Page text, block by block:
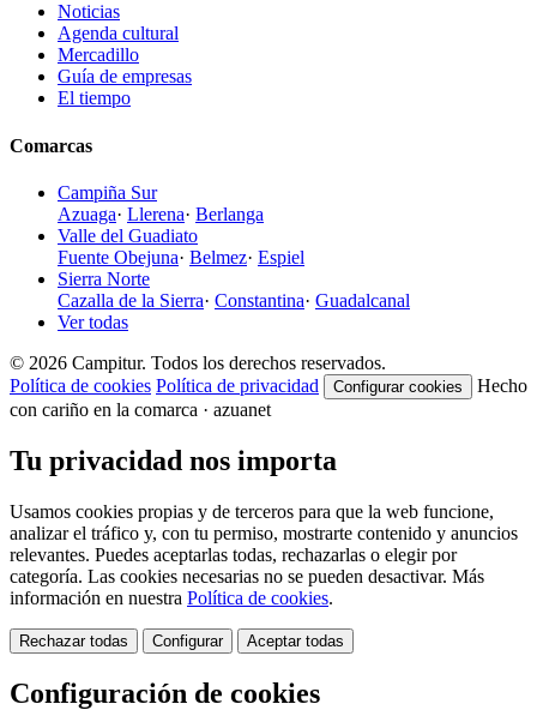
Noticias
Agenda cultural
Mercadillo
Guía de empresas
El tiempo
Comarcas
Campiña Sur
Azuaga· Llerena· Berlanga
Valle del Guadiato
Fuente Obejuna· Belmez· Espiel
Sierra Norte
Cazalla de la Sierra· Constantina· Guadalcanal
Ver todas
© 2026 Campitur. Todos los derechos reservados.
Política de cookies Política de privacidad Configurar cookies
Hecho
con cariño en la comarca · azuanet
Tu privacidad nos importa
Usamos cookies propias y de terceros para que la web funcione,
analizar el tráfico y, con tu permiso, mostrarte contenido y anuncios
relevantes. Puedes aceptarlas todas, rechazarlas o elegir por
categoría. Las cookies necesarias no se pueden desactivar. Más
información en nuestra Política de cookies.
Rechazar todas Configurar Aceptar todas
Configuración de cookies